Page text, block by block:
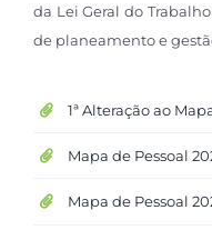
da Lei Geral do
de planeamento e
1ª Alteração ao
Mapa de Pessoal
Mapa de Pessoal